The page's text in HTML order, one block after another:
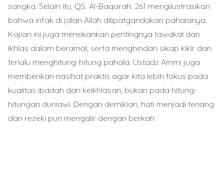
sangka. Selain itu, QS. Al-Baqarah: 261 mengilustrasikan
bahwa infak di jalan Allah dilipatgandakan pahalanya.
Kajian ini juga menekankan pentingnya tawakal dan
ikhlas dalam beramal, serta menghindari sikap kikir dan
terlalu menghitung-hitung pahala. Ustadz Ammi juga
memberikan nasihat praktis agar kita lebih fokus pada
kualitas ibadah dan keikhlasan, bukan pada hitung-
hitungan duniawi. Dengan demikian, hati menjadi tenang
dan rezeki pun mengalir dengan berkah.